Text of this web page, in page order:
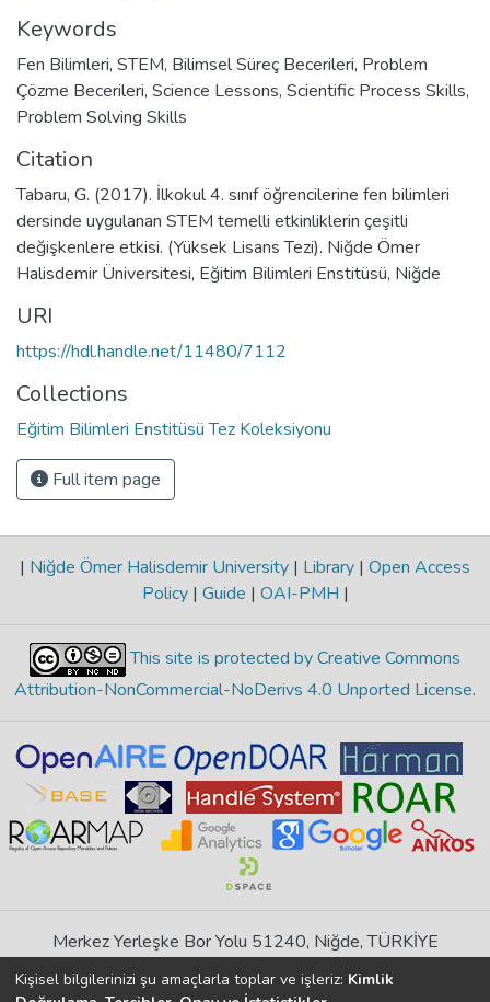
Keywords
Fen Bilimleri, STEM, Bilimsel Süreç Becerileri, Problem
Çözme Becerileri, Science Lessons, Scientific Process Skills,
Problem Solving Skills
Citation
Tabaru, G. (2017). İlkokul 4. sınıf öğrencilerine fen bilimleri
dersinde uygulanan STEM temelli etkinliklerin çeşitli
değişkenlere etkisi. (Yüksek Lisans Tezi). Niğde Ömer
Halisdemir Üniversitesi, Eğitim Bilimleri Enstitüsü, Niğde
URI
https://hdl.handle.net/11480/7112
Collections
Eğitim Bilimleri Enstitüsü Tez Koleksiyonu
Full item page
| Niğde Ömer Halisdemir University | Library | Open Access
Policy | Guide | OAI-PMH |
This site is protected by Creative Commons
Attribution-NonCommercial-NoDerivs 4.0 Unported License.
Merkez Yerleşke Bor Yolu 51240, Niğde, TÜRKİYE
If you find any errors in content please report us
Kişisel bilgilerinizi şu amaçlarla toplar ve işleriz: Kimlik